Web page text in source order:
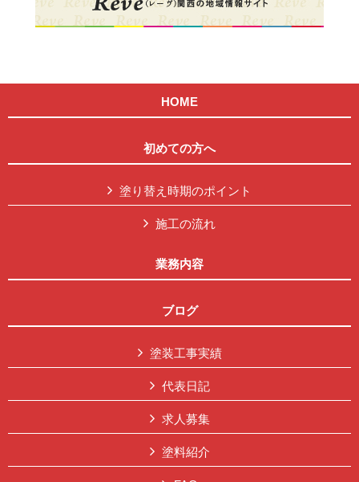
HOME
初めての方へ
塗り替え時期のポイント
施工の流れ
業務内容
ブログ
塗装工事実績
代表日記
求人募集
塗料紹介